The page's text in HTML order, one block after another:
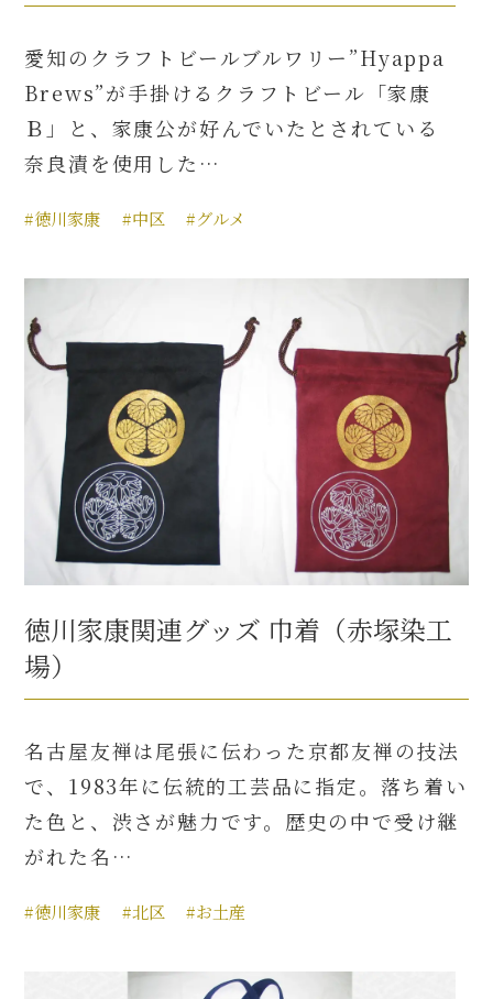
愛知のクラフトビールブルワリー”Hyappa
Brews”が手掛けるクラフトビール「家康
Ｂ」と、家康公が好んでいたとされている
奈良漬を使用した…
#徳川家康 #中区 #グルメ
徳川家康関連グッズ 巾着（赤塚染工
場）
名古屋友禅は尾張に伝わった京都友禅の技法
で、1983年に伝統的工芸品に指定。落ち着い
た色と、渋さが魅力です。歴史の中で受け継
がれた名…
#徳川家康 #北区 #お土産